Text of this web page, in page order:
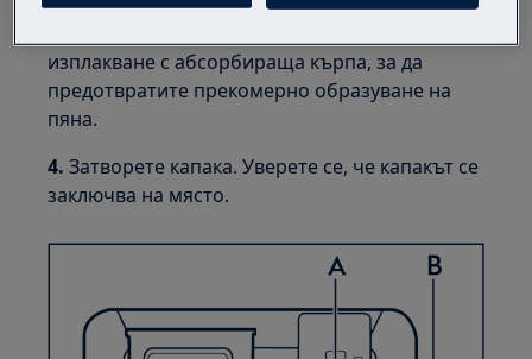
изплакване с абсорбираща кърпа, за да
предотвратите прекомерно образуване на
пяна.
4. Затворете капака. Уверете се, че капакът се
заключва на място.